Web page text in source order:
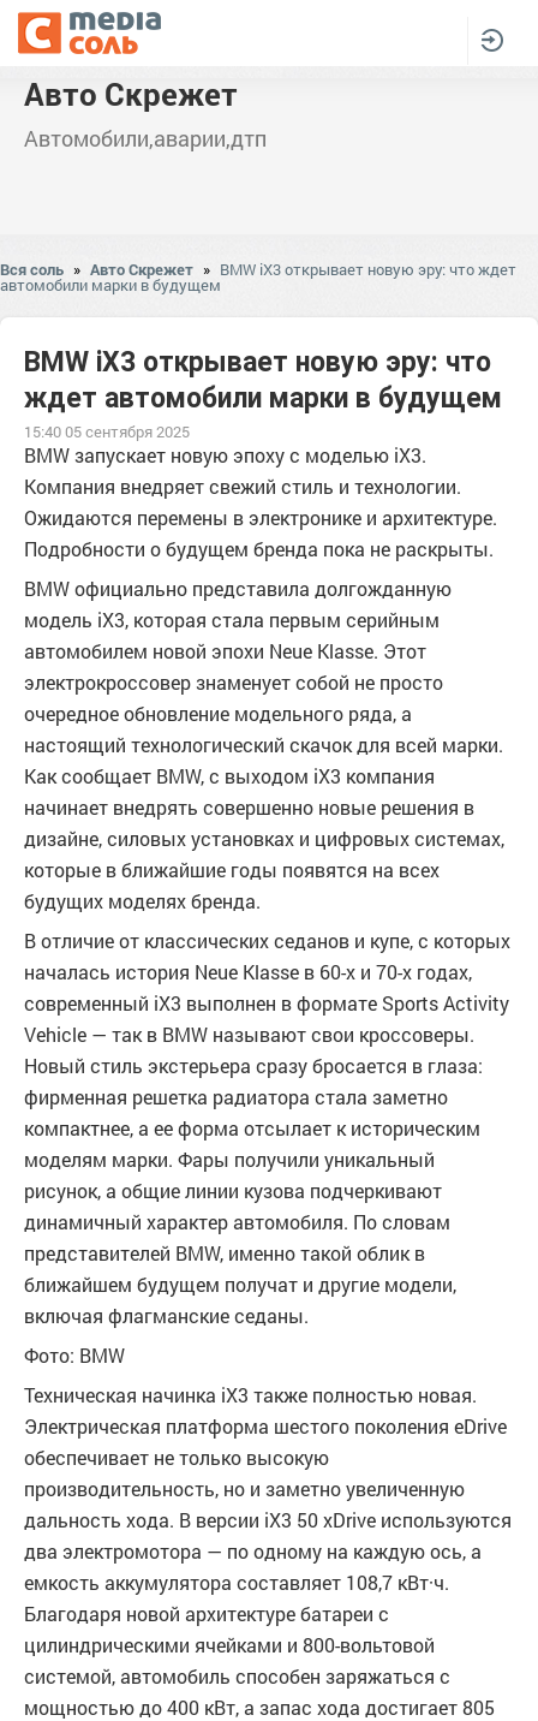
Авто Скрежет
Автомобили,аварии,дтп
Вся соль » Авто Скрежет » BMW iX3 открывает новую эру: что ждет
автомобили марки в будущем
BMW iX3 открывает новую эру: что
ждет автомобили марки в будущем
15:40 05 сентября 2025
BMW запускает новую эпоху с моделью iX3.
Компания внедряет свежий стиль и технологии.
Ожидаются перемены в электронике и архитектуре.
Подробности о будущем бренда пока не раскрыты.
BMW официально представила долгожданную
модель iX3, которая стала первым серийным
автомобилем новой эпохи Neue Klasse. Этот
электрокроссовер знаменует собой не просто
очередное обновление модельного ряда, а
настоящий технологический скачок для всей марки.
Как сообщает BMW, с выходом iX3 компания
начинает внедрять совершенно новые решения в
дизайне, силовых установках и цифровых системах,
которые в ближайшие годы появятся на всех
будущих моделях бренда.
В отличие от классических седанов и купе, с которых
началась история Neue Klasse в 60-х и 70-х годах,
современный iX3 выполнен в формате Sports Activity
Vehicle — так в BMW называют свои кроссоверы.
Новый стиль экстерьера сразу бросается в глаза:
фирменная решетка радиатора стала заметно
компактнее, а ее форма отсылает к историческим
моделям марки. Фары получили уникальный
рисунок, а общие линии кузова подчеркивают
динамичный характер автомобиля. По словам
представителей BMW, именно такой облик в
ближайшем будущем получат и другие модели,
включая флагманские седаны.
Фото: BMW
Техническая начинка iX3 также полностью новая.
Электрическая платформа шестого поколения eDrive
обеспечивает не только высокую
производительность, но и заметно увеличенную
дальность хода. В версии iX3 50 xDrive используются
два электромотора — по одному на каждую ось, а
емкость аккумулятора составляет 108,7 кВт·ч.
Благодаря новой архитектуре батареи с
цилиндрическими ячейками и 800-вольтовой
системой, автомобиль способен заряжаться с
мощностью до 400 кВт, а запас хода достигает 805